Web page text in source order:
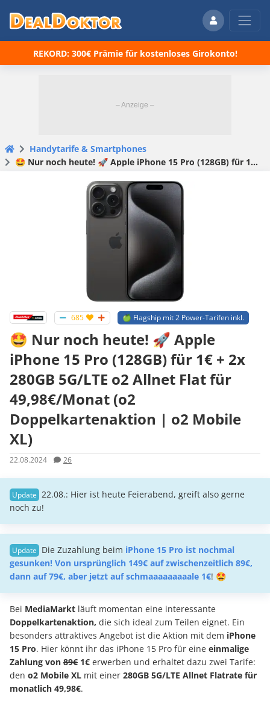
REKORD: 300€ Prämie für kostenloses Girokonto!
Handytarife & Smartphones
🤩 Nur noch heute! 🚀 Apple iPhone 15 Pro (128GB) für 1€ + 2x 280GB 5G/LTE o2 Allnet Flat für 49,98€/Monat (o2 Doppelkartenaktion | o2 Mobile XL)
685 🍏 Flagship mit 2 Power-Tarifen inkl.
🤩 Nur noch heute! 🚀 Apple
iPhone 15 Pro (128GB) für 1€ + 2x
280GB 5G/LTE o2 Allnet Flat für
49,98€/Monat (o2
Doppelkartenaktion | o2 Mobile
XL)
22.08.2024 26
22.08.: Hier ist heute Feierabend, greift also gerne
noch zu!
Die Zuzahlung beim iPhone 15 Pro ist nochmal
gesunken! Von ursprünglich 149€ auf zwischenzeitlich 89€,
dann auf 79€, aber jetzt auf schmaaaaaaaaale 1€! 🤩
Bei MediaMarkt läuft momentan eine interessante
Doppelkartenaktion, die sich ideal zum Teilen eignet. Ein
besonders attraktives Angebot ist die Aktion mit dem iPhone
15 Pro. Hier könnt ihr das iPhone 15 Pro für eine einmalige
Zahlung von 89€ 1€ erwerben und erhaltet dazu zwei Tarife:
den o2 Mobile XL mit einer 280GB 5G/LTE Allnet Flatrate für
monatlich 49,98€.